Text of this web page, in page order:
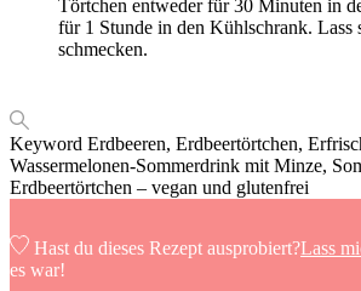
Törtchen entweder für 30 Minuten in
für 1 Stunde in den Kühlschrank. Lass
schmecken.
Keyword Erdbeeren, Erdbeertörtchen,
Wassermelonen-Sommerdrink mit Minze,
Erdbeertörtchen – vegan und glutenfrei
Hast du dieses Rezept ausprobiert?Lass
es war!